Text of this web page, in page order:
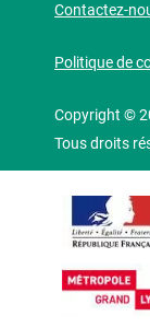
Contactez-
Politique de
Copyright ©
Tous droits